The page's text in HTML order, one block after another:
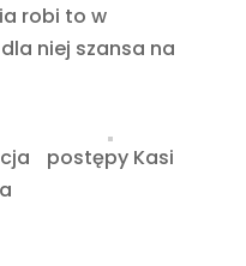
robi to w
niej szansa na
postępy Kasi